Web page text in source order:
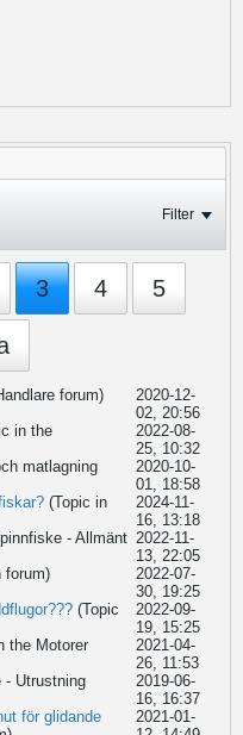
Filter
3 4 5
forum)
2020-12-
02, 20:56
in the
2022-08-
25, 10:32
matlagning
2020-10-
01, 18:58
(Topic in
2024-11-
16, 13:18
- Allmänt 2022-11-
13, 22:05
forum)
2022-07-
30, 19:25
(Topic
2022-09-
19, 15:25
the Motorer
2021-04-
26, 11:53
- Utrustning
2019-06-
16, 16:37
för glidande
2021-01-